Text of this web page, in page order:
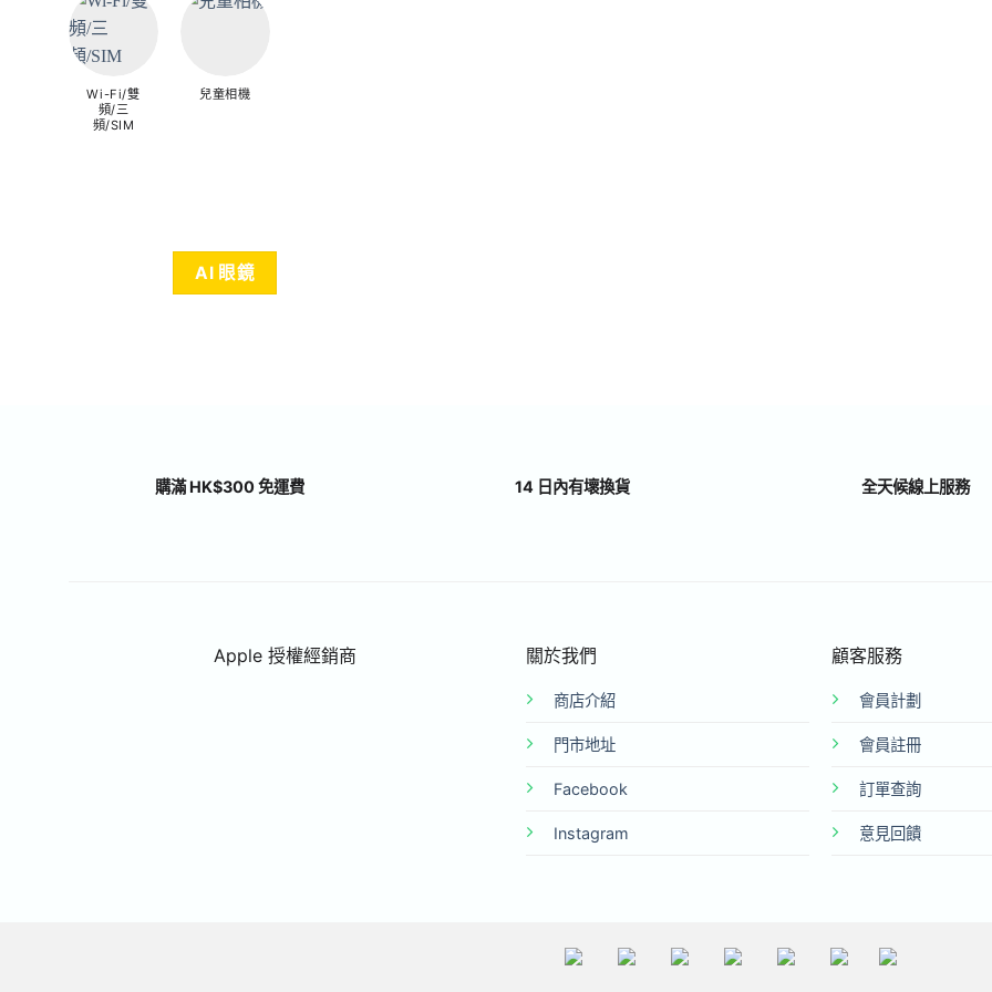
Wi-Fi/雙
頻/三
頻/SIM
兒童相機
AI 眼鏡
購滿 HK$300 免運費 14 日內有壞換貨 全天候線上服務
Apple 授權經銷商 關於我們
商店介紹
門市地址
Facebook
Instagram
顧客服務
會員計劃
會員註冊
訂單查詢
意見回饋